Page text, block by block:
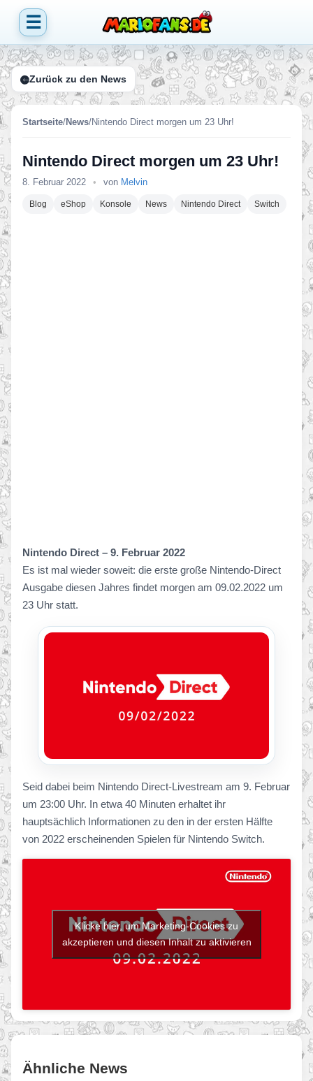
☰
Zurück zu den News
Startseite/News/Nintendo Direct morgen um 23 Uhr!
Nintendo Direct morgen um 23 Uhr!
8. Februar 2022 • von Melvin
Blog eShop Konsole News Nintendo Direct Switch
Nintendo Direct – 9. Februar 2022
Es ist mal wieder soweit: die erste große Nintendo-Direct
Ausgabe diesen Jahres findet morgen am 09.02.2022 um
23 Uhr statt.
Seid dabei beim Nintendo Direct-Livestream am 9. Februar
um 23:00 Uhr. In etwa 40 Minuten erhaltet ihr
hauptsächlich Informationen zu den in der ersten Hälfte
von 2022 erscheinenden Spielen für Nintendo Switch.
Klicke hier, um Marketing-Cookies zu
akzeptieren und diesen Inhalt zu aktivieren
Ähnliche News